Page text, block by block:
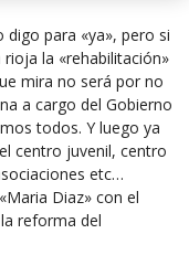
para «ya», pero si
la «rehabilitación»
mira no será por no
a cargo del Gobierno
todos. Y luego ya
centro juvenil, centro
etc…
Diaz» con el
reforma del